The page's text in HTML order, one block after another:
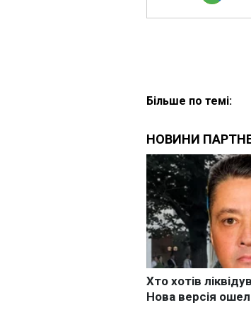
Більше по темі: